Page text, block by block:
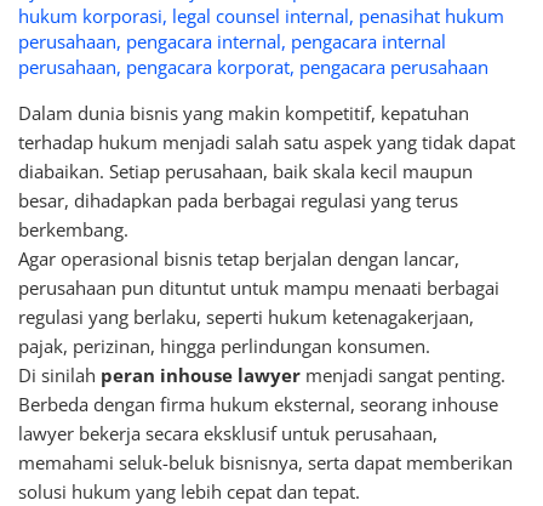
hukum korporasi, legal counsel internal, penasihat hukum
perusahaan, pengacara internal, pengacara internal
perusahaan, pengacara korporat, pengacara perusahaan
Dalam dunia bisnis yang makin kompetitif, kepatuhan
terhadap hukum menjadi salah satu aspek yang tidak dapat
diabaikan. Setiap perusahaan, baik skala kecil maupun
besar, dihadapkan pada berbagai regulasi yang terus
berkembang.
Agar operasional bisnis tetap berjalan dengan lancar,
perusahaan pun dituntut untuk mampu menaati berbagai
regulasi yang berlaku, seperti hukum ketenagakerjaan,
pajak, perizinan, hingga perlindungan konsumen.
Di sinilah peran inhouse lawyer menjadi sangat penting.
Berbeda dengan firma hukum eksternal, seorang inhouse
lawyer bekerja secara eksklusif untuk perusahaan,
memahami seluk-beluk bisnisnya, serta dapat memberikan
solusi hukum yang lebih cepat dan tepat.